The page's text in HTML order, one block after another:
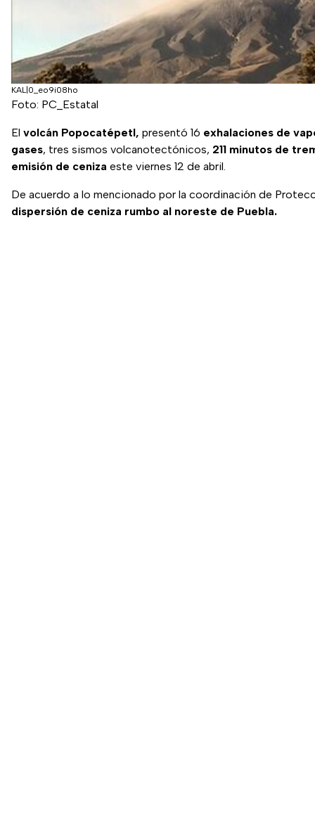
KAL|0_eo9i08ho
Foto: PC_Estatal
El volcán Popocatépetl, presentó 16 exhalaciones de
gases, tres sismos volcanotectónicos, 211 minutos de
emisión de ceniza este viernes 12 de abril.
De acuerdo a lo mencionado por la coordinación de
dispersión de ceniza rumbo al noreste de Puebla.